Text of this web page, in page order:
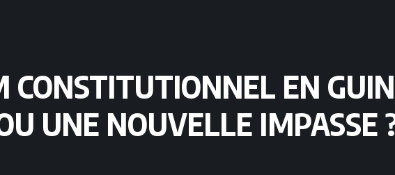
CONSTITUTIONNEL EN
UNE NOUVELLE IMPASSE